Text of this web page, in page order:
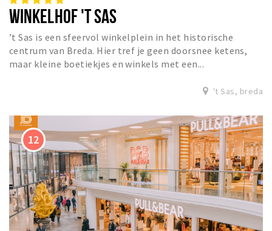
WINKELHOF 'T SAS
’t Sas is een sfeervol winkelplein in het historische
centrum van Breda. Hier tref je geen doorsnee ketens,
maar kleine boetiekjes en winkels met een...
't Sas, breda